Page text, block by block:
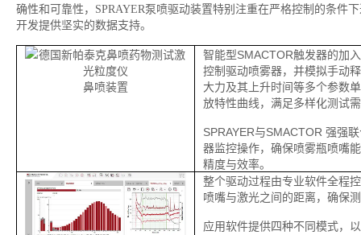
确性和可靠性，SPRAYER泵喷驱动装置特别注重在严格控制的条件
开发提供坚实的数据支持。
鼻喷装置
智能型SMACTOR触发器的加
控制驱动喷雾器，并模拟手动
大力及其上升时间等多个参数
放特性曲线，满足多样化测试
SPRAYER与SMACTOR 强强
器监控操作，确保喷雾瓶喷嘴
精度与效率。
整个驱动过程由专业软件全程
喷嘴与激光之间的距离，确保
应用软件提供四种不同模式，